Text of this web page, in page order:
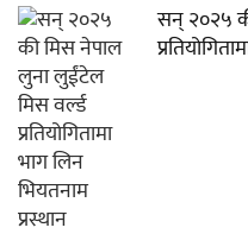
सन् २०२५